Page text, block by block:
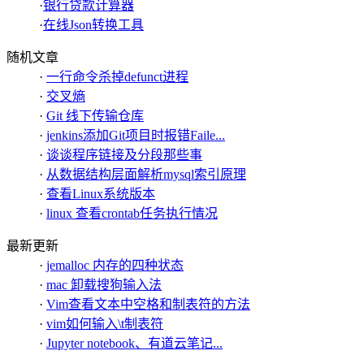
·银行贷款计算器
·在线Json转换工具
随机文章
· 一行命令杀掉defunct进程
· 交叉熵
· Git 线下传输仓库
· jenkins添加Git项目时报错Faile...
· 谈谈程序链接及分段那些事
· 从数据结构层面解析mysql索引原理
· 查看Linux系统版本
· linux 查看crontab任务执行情况
最新更新
· jemalloc 内存的四种状态
· mac 卸载搜狗输入法
· Vim查看文本中空格和制表符的方法
· vim如何输入\t制表符
· Jupyter notebook、有道云笔记...